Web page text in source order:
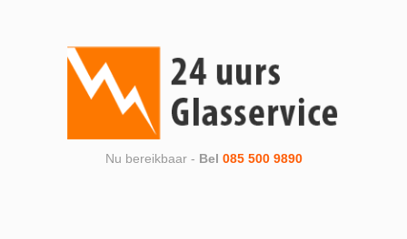
Nu bereikbaar - Bel 085 500 9890